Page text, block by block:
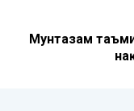
Мунтазам